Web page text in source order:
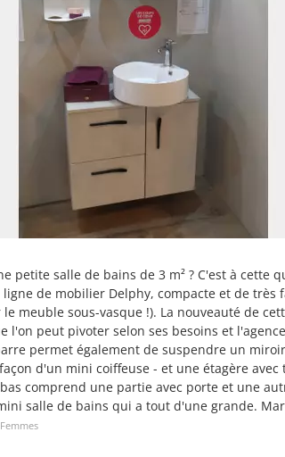
petite salle de bains de 3 m² ? C'est à cette
ligne de mobilier Delphy, compacte et de très
meuble sous-vasque !). La nouveauté de
l'on peut pivoter selon ses besoins et
permet également de suspendre un
d'un mini coiffeuse - et une étagère
comprend une partie avec porte et une
salle de bains qui a tout d'une grande.